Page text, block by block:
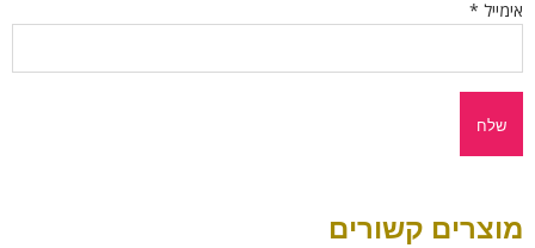
אימייל *
מוצרים קשורים